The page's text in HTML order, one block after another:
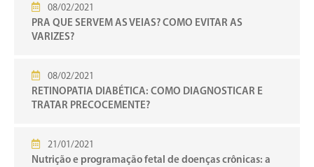
08/02/2021
PRA QUE SERVEM AS VEIAS? COMO EVITAR AS
VARIZES?
08/02/2021
RETINOPATIA DIABÉTICA: COMO DIAGNOSTICAR E
TRATAR PRECOCEMENTE?
21/01/2021
Nutrição e programação fetal de doenças crônicas: a